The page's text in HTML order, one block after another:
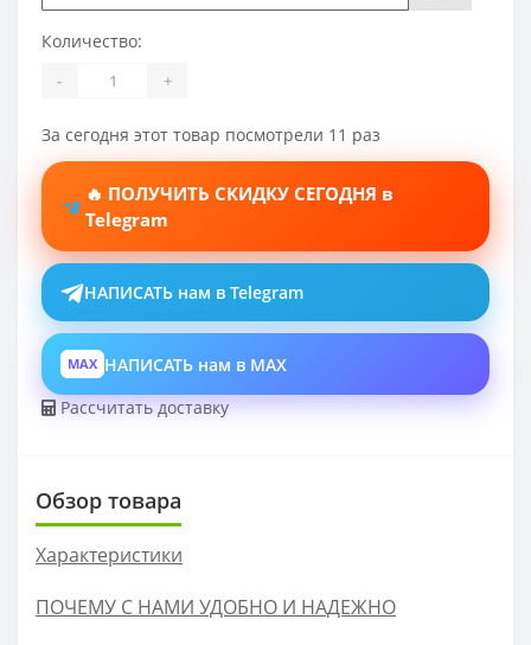
Количество:
- +
За сегодня этот товар посмотрели 11 раз
🔥 ПОЛУЧИТЬ СКИДКУ СЕГОДНЯ в
Telegram
НАПИСАТЬ нам в Telegram
MAX НАПИСАТЬ нам в MAX
Рассчитать доставку
Обзор товара
Характеристики
ПОЧЕМУ С НАМИ УДОБНО И НАДЕЖНО